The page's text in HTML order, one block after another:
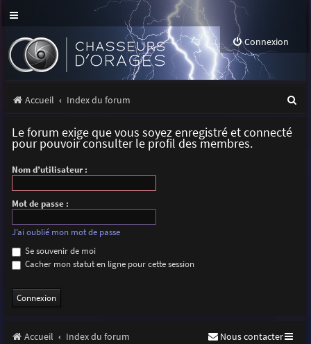
Connexion
Accueil Index du forum
Le forum exige que vous soyez enregistré et connecté
pour pouvoir consulter le profil des membres.
Nom d’utilisateur :
Mot de passe :
J’ai oublié mon mot de passe
Se souvenir de moi
Cacher mon statut en ligne pour cette session
Accueil Index du forum Nous contacter